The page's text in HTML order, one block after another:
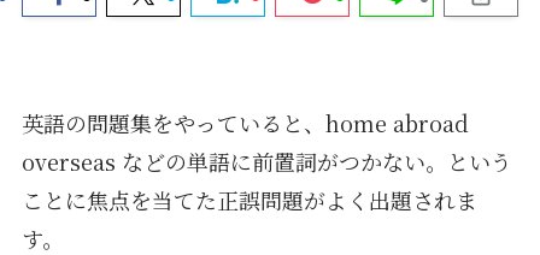
英語の問題集をやっていると、home abroad
overseas などの単語に前置詞がつかない。という
ことに焦点を当てた正誤問題がよく出題されま
す。